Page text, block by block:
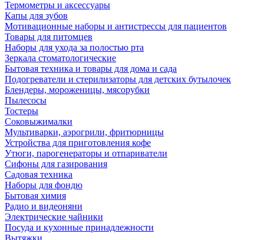
Термометры и аксессуары
Капы для зубов
Мотивационные наборы и антистрессы для пациентов
Товары для питомцев
Наборы для ухода за полостью рта
Зеркала стоматологические
Бытовая техника и товары для дома и сада
Подогреватели и стерилизаторы для детских бутылочек
Блендеры, мороженицы, мясорубки
Пылесосы
Тостеры
Соковыжималки
Мультиварки, аэрогрили, фритюрницы
Устройства для приготовления кофе
Утюги, парогенераторы и отпариватели
Сифоны для газирования
Садовая техника
Наборы для фондю
Бытовая химия
Радио и видеоняни
Электрические чайники
Посуда и кухонные принадлежности
Вытяжки